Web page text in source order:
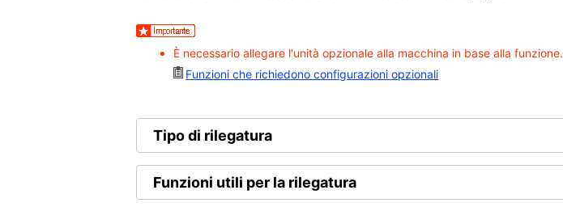
È necessario allegare l'unità opzionale alla macchina in base alla funzione.
Funzioni che richiedono configurazioni opzionali
Tipo di rilegatura
Funzioni utili per la rilegatura